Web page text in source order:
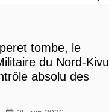
tombe, le
du Nord-Kivu
absolu des